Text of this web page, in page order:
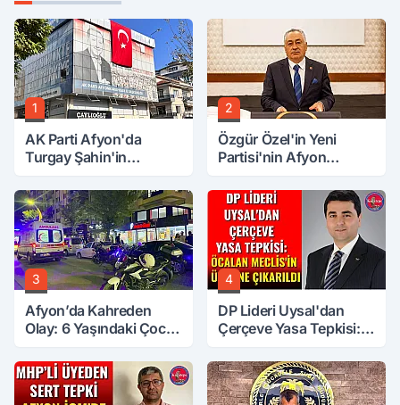
1
AK Parti Afyon'da
Turgay Şahin'in
2
Özgür Özel'in Yeni
Partisi'nin Afyon
3
Afyon’da Kahreden
Olay: 6 Yaşındaki Çocuk
4
DP Lideri Uysal'dan
Çerçeve Yasa Tepkisi:
Üzerine Çıkarıldı